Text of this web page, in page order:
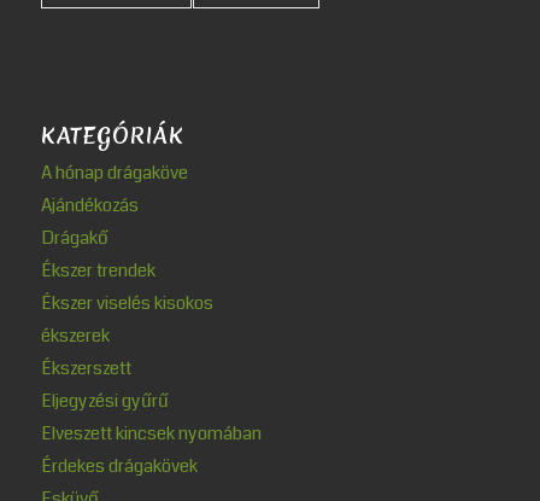
KATEGÓRIÁK
A hónap drágaköve
Ajándékozás
Drágakő
Ékszer trendek
Ékszer viselés kisokos
ékszerek
Ékszerszett
Eljegyzési gyűrű
Elveszett kincsek nyomában
Érdekes drágakövek